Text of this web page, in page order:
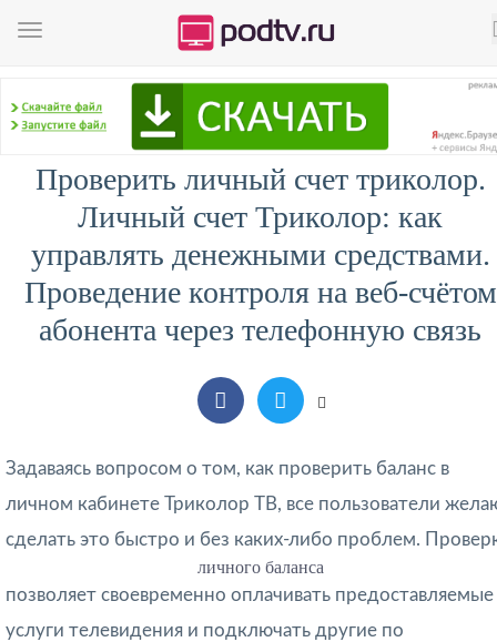
Проверить личный счет триколор.
Личный счет Триколор: как
управлять денежными средствами.
Проведение контроля на веб-счётом
абонента через телефонную связь
Задаваясь вопросом о том, как проверить баланс в
личном кабинете Триколор ТВ, все пользователи
сделать это быстро и без каких-либо проблем.
личного баланса
позволяет своевременно оплачивать предоставляемые
услуги телевидения и подключать другие по